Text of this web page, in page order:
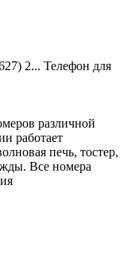
2... Телефон для
различной
работает
печь, тостер,
Все номера